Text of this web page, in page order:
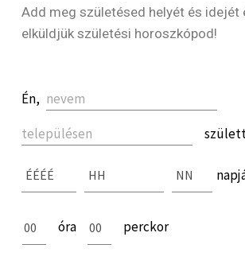
Add meg születésed helyét és idejét
elküldjük születési horoszkópod!